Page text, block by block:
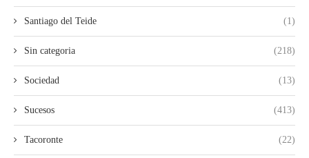
Santiago del Teide (1)
Sin categoria (218)
Sociedad (13)
Sucesos (413)
Tacoronte (22)